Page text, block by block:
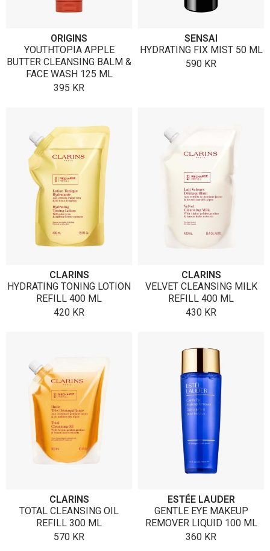
ORIGINS
YOUTHTOPIA APPLE
BUTTER CLEANSING BALM &
FACE WASH 125 ML
395 KR
SENSAI
HYDRATING FIX MIST 50 ML
590 KR
CLARINS
HYDRATING TONING LOTION
REFILL 400 ML
420 KR
CLARINS
VELVET CLEANSING MILK
REFILL 400 ML
430 KR
CLARINS
TOTAL CLEANSING OIL
REFILL 300 ML
570 KR
ESTÉE LAUDER
GENTLE EYE MAKEUP
REMOVER LIQUID 100 ML
360 KR